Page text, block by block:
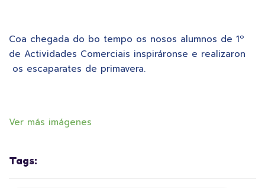
Coa chegada do bo tempo os nosos alumnos de 1º
de Actividades Comerciais inspiráronse e realizaron
os escaparates de primavera.
Ver más imágenes
Tags: